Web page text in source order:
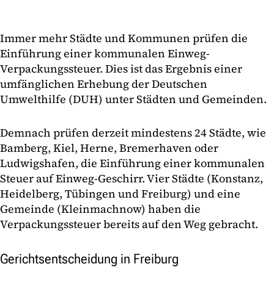
Immer mehr Städte und Kommunen prüfen die
Einführung einer kommunalen Einweg-
Verpackungssteuer. Dies ist das Ergebnis einer
umfänglichen Erhebung der Deutschen
Umwelthilfe (DUH) unter Städten und Gemeinden.
Demnach prüfen derzeit mindestens 24 Städte, wie
Bamberg, Kiel, Herne, Bremerhaven oder
Ludwigshafen, die Einführung einer kommunalen
Steuer auf Einweg-Geschirr. Vier Städte (Konstanz,
Heidelberg, Tübingen und Freiburg) und eine
Gemeinde (Kleinmachnow) haben die
Verpackungssteuer bereits auf den Weg gebracht.
Gerichtsentscheidung in Freiburg